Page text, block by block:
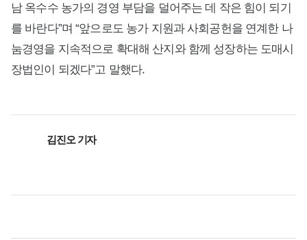
남 옥수수 농가의 경영 부담을 덜어주는 데 작은 힘이 되기
를 바란다”며 “앞으로도 농가 지원과 사회공헌을 연계한 나
눔경영을 지속적으로 확대해 산지와 함께 성장하는 도매시
장법인이 되겠다”고 말했다.
김진오 기자